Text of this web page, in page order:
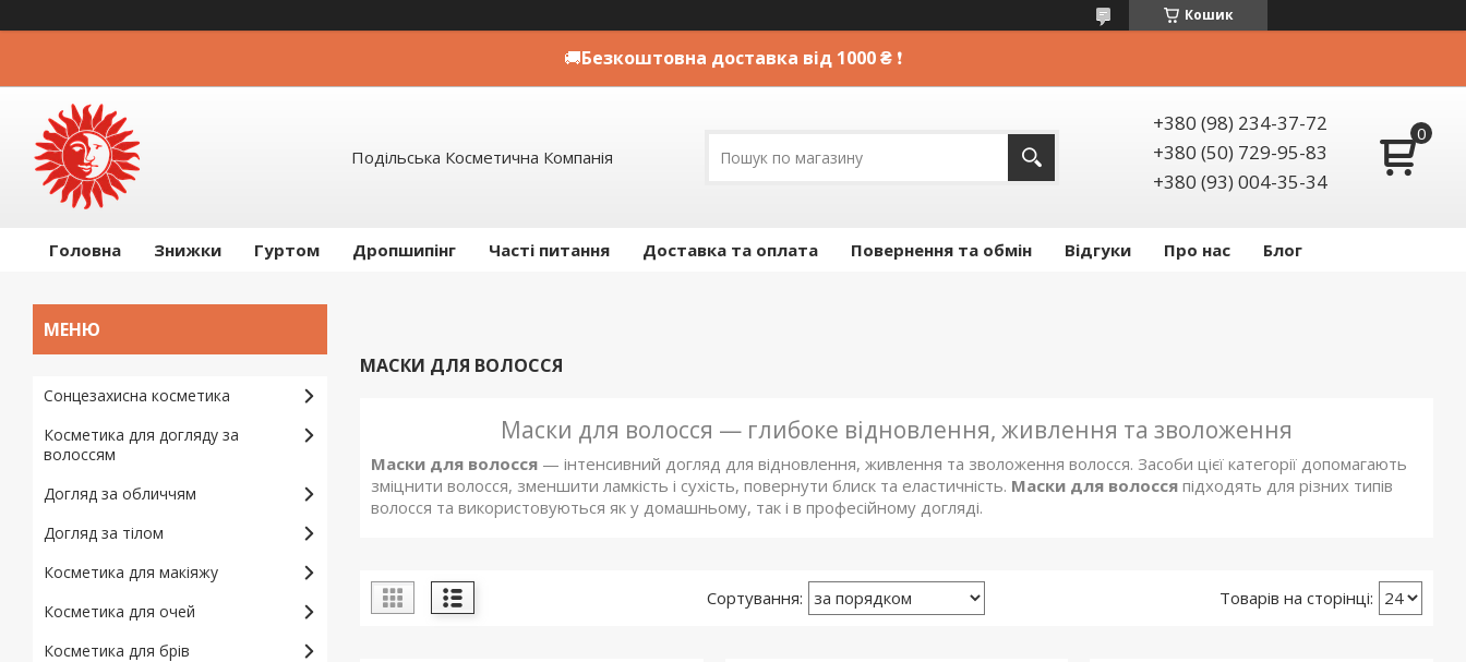
Кошик
🚚Безкоштовна доставка від 1000 ₴ ❗
Подільська Косметична Компанія
+380 (98) 234-37-72
+380 (50) 729-95-83
+380 (93) 004-35-34
Головна Знижки Гуртом Дропшипінг Часті питання Доставка та оплата Повернення та обмін Відгуки Про нас Блог
МАСКИ ДЛЯ ВОЛОССЯ
Маски для волосся — глибоке відновлення, живлення та зволоження
Маски для волосся — інтенсивний догляд для відновлення, живлення та зволоження волосся. Засоби цієї категорії допомагають
зміцнити волосся, зменшити ламкість і сухість, повернути блиск та еластичність. Маски для волосся підходять для різних типів
волосся та використовуються як у домашньому, так і в професійному догляді.
Сонцезахисна косметика
Косметика для догляду за
волоссям
Догляд за обличчям
Догляд за тілом
Косметика для макіяжу
Косметика для очей
Косметика для брів